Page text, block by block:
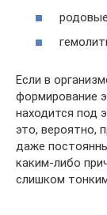
Если в
формирование
находится под
это, вероятно,
даже
каким-либо
слишком